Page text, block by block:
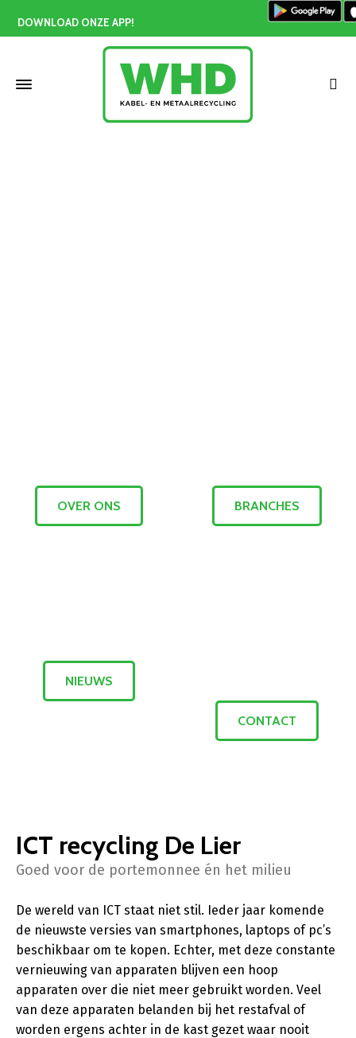
DOWNLOAD ONZE APP!
OVER ONS BRANCHES
NIEUWS
CONTACT
ICT recycling De Lier
Goed voor de portemonnee én het milieu
De wereld van ICT staat niet stil. Ieder jaar komende
de nieuwste versies van smartphones, laptops of pc’s
beschikbaar om te kopen. Echter, met deze constante
vernieuwing van apparaten blijven een hoop
apparaten over die niet meer gebruikt worden. Veel
van deze apparaten belanden bij het restafval of
worden ergens achter in de kast gezet waar nooit